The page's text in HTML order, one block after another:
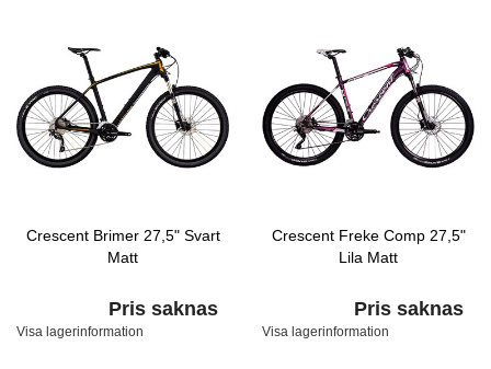
Crescent Brimer 27,5" Svart
Matt
Pris saknas
Visa lagerinformation
Crescent Freke Comp 27,5"
Lila Matt
Pris saknas
Visa lagerinformation